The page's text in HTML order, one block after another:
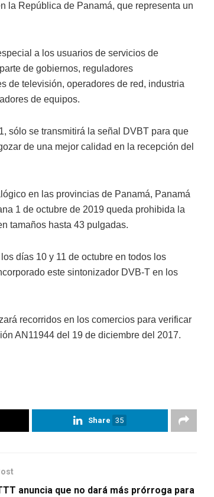
la República de Panamá, que representa un
a los usuarios de servicios de
de gobiernos, reguladores
de televisión, operadores de red, industria
de equipos.
sólo se transmitirá la señal DVBT para que
de una mejor calidad en la recepción del
en las provincias de Panamá, Panamá
1 de octubre de 2019 queda prohibida la
tamaños hasta 43 pulgadas.
días 10 y 11 de octubre en todos los
este sintonizador DVB-T en los
recorridos en los comercios para verificar
AN11944 del 19 de diciembre del 2017.
Share 35
anuncia que no dará más prórroga para